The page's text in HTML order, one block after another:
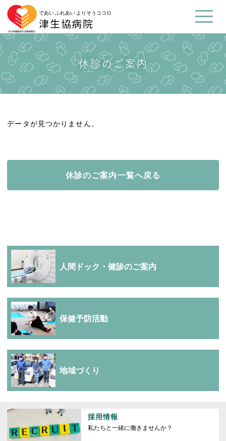
であい ふれあい よりそうココロ
津生協病院
休診のご案内
データが見つかりません。
休診のご案内一覧へ戻る
人間ドック・健診のご案内
保健予防活動
地域づくり
採用情報
私たちと一緒に働きませんか？